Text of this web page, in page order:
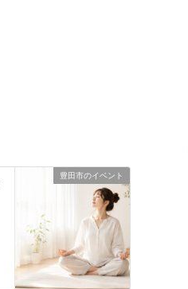
豊田市のイベント